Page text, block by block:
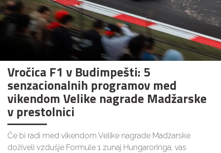
Vročica F1 v Budimpešti: 5
senzacionalnih programov med
vikendom Velike nagrade Madžarske
v prestolnici
Če bi radi med vikendom Velike nagrade Madžarske
doživeli vzdušje Formule 1 zunaj Hungaroringa, vas